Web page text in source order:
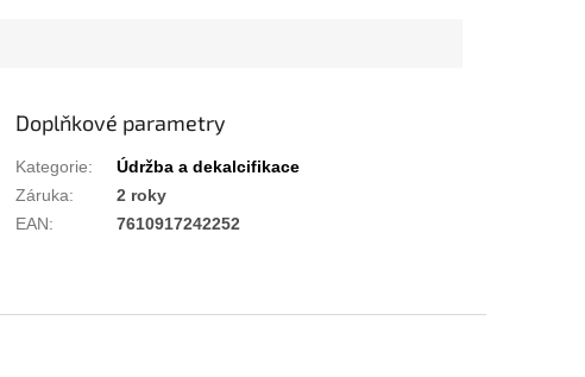
Doplňkové parametry
Kategorie:
Údržba a dekalcifikace
Záruka:
2 roky
EAN: 7610917242252